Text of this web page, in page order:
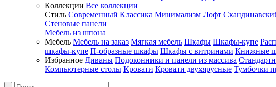
Коллекции Все коллекции
Стиль Современный Классика Минимализм Лофт
Стеновые панели
Мебель из шпона
Мебель Мебель на заказ Мягкая мебель Шкафы Шкафы-купе
шкафы-купе П-образные шкафы Шкафы с витринами Книжные
Избранное Диваны Подоконники и панели из массива
Компьютерные столы Кровати Кровати двухярусные Тумбочки